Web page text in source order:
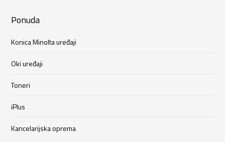
Ponuda
Konica Minolta uređaji
Oki uređaji
Toneri
iPlus
Kancelarijska oprema